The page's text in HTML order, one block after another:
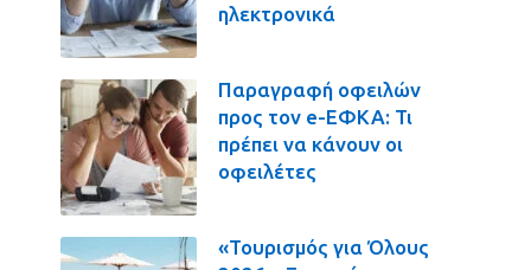
ηλεκτρονικά
Παραγραφή οφειλών
προς τον e-ΕΦΚΑ: Τι
πρέπει να κάνουν οι
οφειλέτες
«Τουρισμός για Όλους